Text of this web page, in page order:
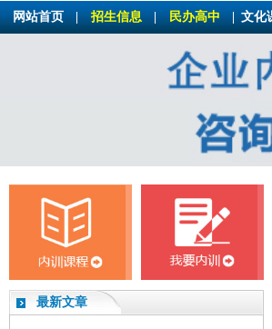
网站首页 招生信息 民办高中 文化
最新文章